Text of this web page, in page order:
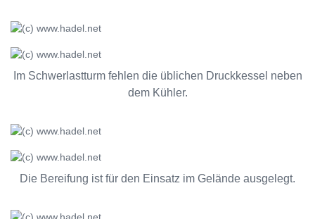
Im Schwerlastturm fehlen die üblichen Druckkessel neben
dem Kühler.
Die Bereifung ist für den Einsatz im Gelände ausgelegt.